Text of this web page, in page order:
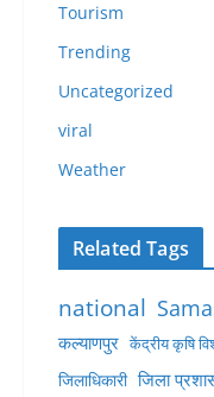
Tourism
Trending
Uncategorized
viral
Weather
Related Tags
national
कल्याणपुर केंद्रीय कृषि
जिलाधिकारी जिला